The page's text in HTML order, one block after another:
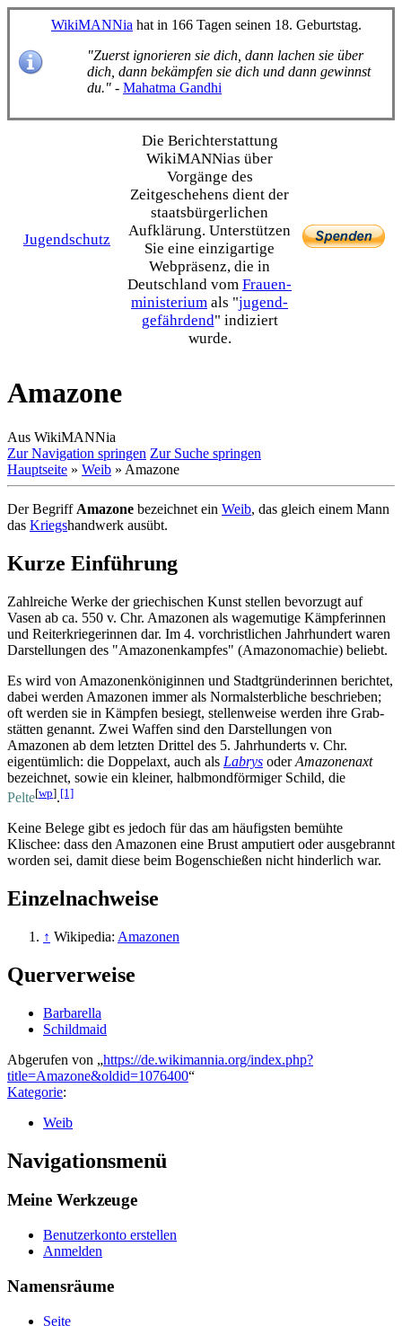
WikiMANNia hat in 166 Tagen seinen 18. Geburtstag.
"Zuerst ignorieren sie dich, dann lachen sie über
dich, dann bekämpfen sie dich und dann gewinnst
du." - Mahatma Gandhi
Jugendschutz
Die Bericht­erstattung
WikiMANNias über
Vorgänge des
Zeitgeschehens dient der
staats­bürgerlichen
Aufklärung. Unterstützen
Sie eine einzig­artige
Webpräsenz, die in
Deutschland vom Frauen­
ministerium als "jugend­
gefährdend" indiziert
wurde.
Amazone
Aus WikiMANNia
Zur Navigation springen Zur Suche springen
Hauptseite » Weib » Amazone
Der Begriff Amazone bezeichnet ein Weib, das gleich einem Mann
das Kriegs­handwerk ausübt.
Kurze Einführung
Zahlreiche Werke der griechischen Kunst stellen bevorzugt auf
Vasen ab ca. 550 v. Chr. Amazonen als wagemutige Kämpferinnen
und Reiter­­kriegerinnen dar. Im 4. vor­christlichen Jahrhundert waren
Darstellungen des "Amazonen­kampfes" (Amazonomachie) beliebt.
Es wird von Amazonenköniginnen und Stadt­gründerinnen berichtet,
dabei werden Amazonen immer als Normal­­sterbliche beschrieben;
oft werden sie in Kämpfen besiegt, stellenweise werden ihre Grab­
stätten genannt. Zwei Waffen sind den Darstellungen von
Amazonen ab dem letzten Drittel des 5. Jahrhunderts v. Chr.
eigentümlich: die Doppelaxt, auch als Labrys oderAmazonenaxt
bezeichnet, sowie ein kleiner, halbmond­förmiger Schild, die
Pelte[wp].[1]
Keine Belege gibt es jedoch für das am häufigsten bemühte
Klischee: dass den Amazonen eine Brust amputiert oder ausgebrannt
worden sei, damit diese beim Bogen­schießen nicht hinderlich war.
Einzelnachweise
↑ Wikipedia: Amazonen
Querverweise
Barbarella
Schildmaid
Abgerufen von „https://de.wikimannia.org/index.php?
title=Amazone&oldid=1076400“
Kategorie:
Weib
Navigationsmenü
Meine Werkzeuge
Benutzerkonto erstellen
Anmelden
Namensräume
Seite